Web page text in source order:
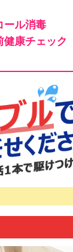
ール消毒
健康チェック